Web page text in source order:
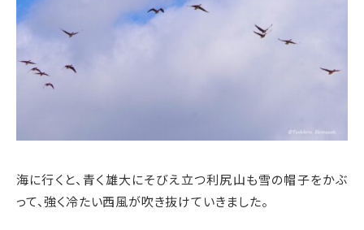
海に行くと、青く雄大にそびえ立つ利尻山も雪の帽子をかぶ
って、強く冷たい西風が吹き抜けていきました。